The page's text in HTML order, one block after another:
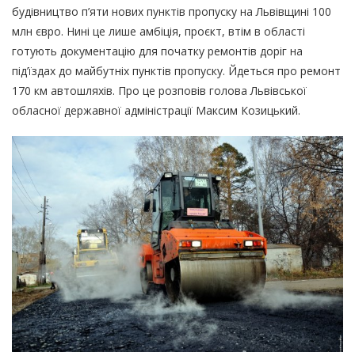
будівництво п’яти нових пунктів пропуску на Львівщині 100
млн євро. Нині це лише амбіція, проєкт, втім в області
готують документацію для початку ремонтів доріг на
під’їздах до майбутніх пунктів пропуску. Йдеться про ремонт
170 км автошляхів. Про це розповів голова Львівської
обласної державної адміністрації Максим Козицький.